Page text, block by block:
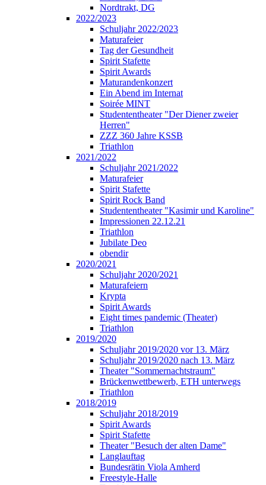
Nordtrakt, DG
2022/2023
Schuljahr 2022/2023
Maturafeier
Tag der Gesundheit
Spirit Stafette
Spirit Awards
Maturandenkonzert
Ein Abend im Internat
Soirée MINT
Studententheater "Der Diener zweier
Herren"
ZZZ 360 Jahre KSSB
Triathlon
2021/2022
Schuljahr 2021/2022
Maturafeier
Spirit Stafette
Spirit Rock Band
Studententheater "Kasimir und Karoline"
Impressionen 22.12.21
Triathlon
Jubilate Deo
obendir
2020/2021
Schuljahr 2020/2021
Maturafeiern
Krypta
Spirit Awards
Eight times pandemic (Theater)
Triathlon
2019/2020
Schuljahr 2019/2020 vor 13. März
Schuljahr 2019/2020 nach 13. März
Theater "Sommernachtstraum"
Brückenwettbewerb, ETH unterwegs
Triathlon
2018/2019
Schuljahr 2018/2019
Spirit Awards
Spirit Stafette
Theater "Besuch der alten Dame"
Langlauftag
Bundesrätin Viola Amherd
Freestyle-Halle